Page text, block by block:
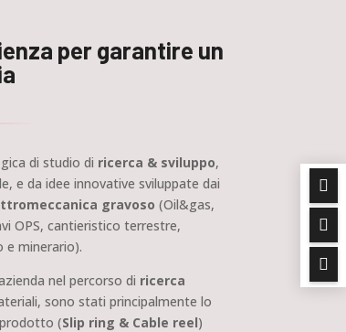
per garantire un
di studio di ricerca & sviluppo,
e da idee innovative sviluppate dai
gravoso (Oil&gas,
OPS, cantieristico terrestre,
e minerario).
nel percorso di ricerca
sono stati principalmente lo
(Slip ring & Cable reel)


